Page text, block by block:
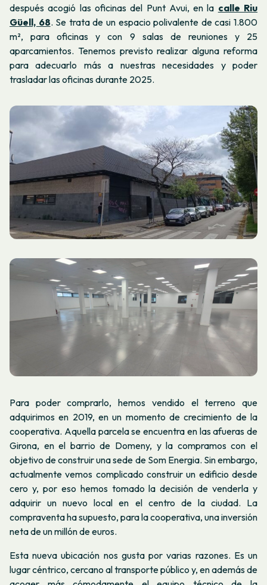
después acogió las oficinas del Punt Avui, en la calle Riu
Güell, 68. Se trata de un espacio polivalente de casi 1.800
m², para oficinas y con 9 salas de reuniones y 25
aparcamientos. Tenemos previsto realizar alguna reforma
para adecuarlo más a nuestras necesidades y poder
trasladar las oficinas durante 2025.
Para poder comprarlo, hemos vendido el terreno que
adquirimos en 2019, en un momento de crecimiento de la
cooperativa. Aquella parcela se encuentra en las afueras de
Girona, en el barrio de Domeny, y la compramos con el
objetivo de construir una sede de Som Energia. Sin embargo,
actualmente vemos complicado construir un edificio desde
cero y, por eso hemos tomado la decisión de venderla y
adquirir un nuevo local en el centro de la ciudad. La
compraventa ha supuesto, para la cooperativa, una inversión
neta de un millón de euros.
Esta nueva ubicación nos gusta por varias razones. Es un
lugar céntrico, cercano al transporte público y, en además de